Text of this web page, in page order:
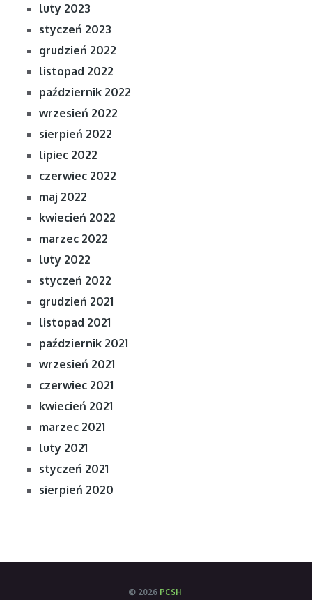
luty 2023
styczeń 2023
grudzień 2022
listopad 2022
październik 2022
wrzesień 2022
sierpień 2022
lipiec 2022
czerwiec 2022
maj 2022
kwiecień 2022
marzec 2022
luty 2022
styczeń 2022
grudzień 2021
listopad 2021
październik 2021
wrzesień 2021
czerwiec 2021
kwiecień 2021
marzec 2021
luty 2021
styczeń 2021
sierpień 2020
© 2026 PCSH